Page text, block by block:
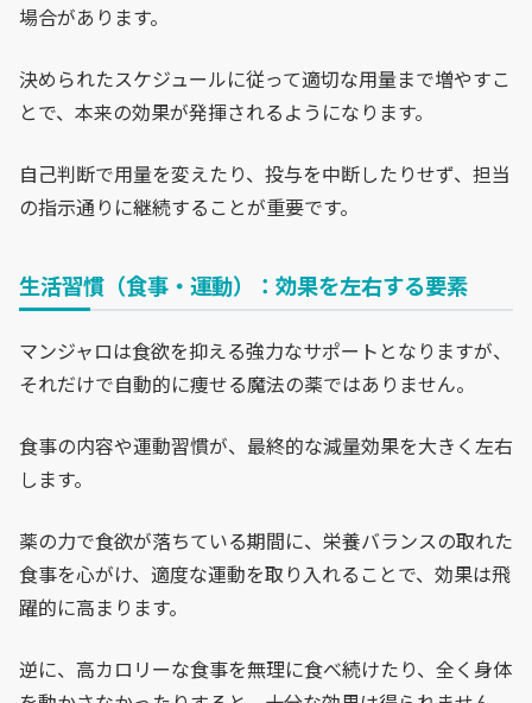
場合があります。
決められたスケジュールに従って適切な用量まで増やすこ
とで、本来の効果が発揮されるようになります。
自己判断で用量を変えたり、投与を中断したりせず、担当
の指示通りに継続することが重要です。
生活習慣（食事・運動）：効果を左右する要素
マンジャロは食欲を抑える強力なサポートとなりますが、
それだけで自動的に痩せる魔法の薬ではありません。
食事の内容や運動習慣が、最終的な減量効果を大きく左右
します。
薬の力で食欲が落ちている期間に、栄養バランスの取れた
食事を心がけ、適度な運動を取り入れることで、効果は飛
躍的に高まります。
逆に、高カロリーな食事を無理に食べ続けたり、全く身体